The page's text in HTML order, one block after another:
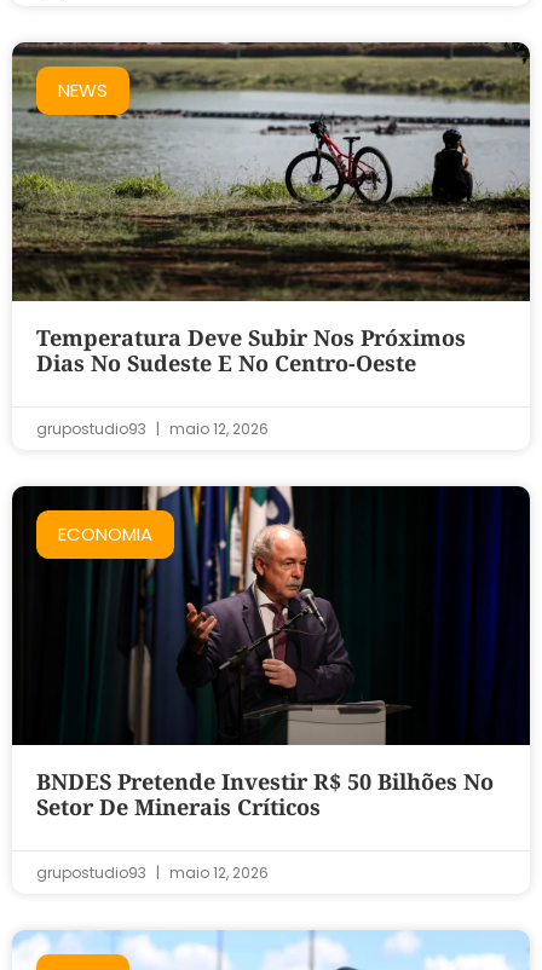
NEWS
Temperatura Deve Subir Nos Próximos
Dias No Sudeste E No Centro-Oeste
grupostudio93 maio 12, 2026
ECONOMIA
BNDES Pretende Investir R$ 50 Bilhões No
Setor De Minerais Críticos
grupostudio93 maio 12, 2026